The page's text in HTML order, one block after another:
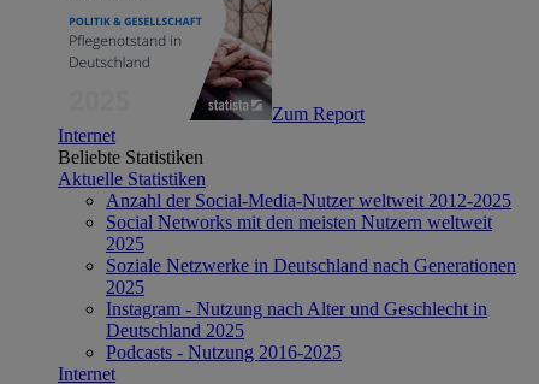
Zum Report
Internet
Beliebte Statistiken
Aktuelle Statistiken
Anzahl der Social-Media-Nutzer weltweit 2012-2025
Social Networks mit den meisten Nutzern weltweit
2025
Soziale Netzwerke in Deutschland nach Generationen
2025
Instagram - Nutzung nach Alter und Geschlecht in
Deutschland 2025
Podcasts - Nutzung 2016-2025
Internet